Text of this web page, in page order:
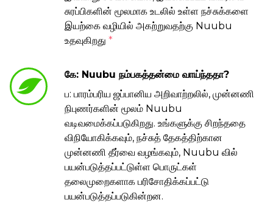
சுரப்பிகளின் மூலமாக உடலில் உள்ள நச்சுக்களை
இயற்கை வழியில் அகற்றுவதற்கு Nuubu
உதவுகிறது *
கே: Nuubu நம்பகத்தன்மை வாய்ந்ததா?
ப: பாரம்பரிய ஜப்பானிய அறிவாற்றலில், முன்னணி
நிபுணர்களின் மூலம் Nuubu
வடிவமைக்கப்படுகிறது. உங்களுக்கு சிறந்ததை
விநியோகிக்கவும், நச்சுத் தேகத்திற்கான
முன்னணி தீர்வை வழங்கவும், Nuubu வில்
பயன்படுத்தப்பட்டுள்ள பொருட்கள்
தலைமுறைகளாக பரிசோதிக்கப்பட்டு
பயன்படுத்தப்படுகின்றன.